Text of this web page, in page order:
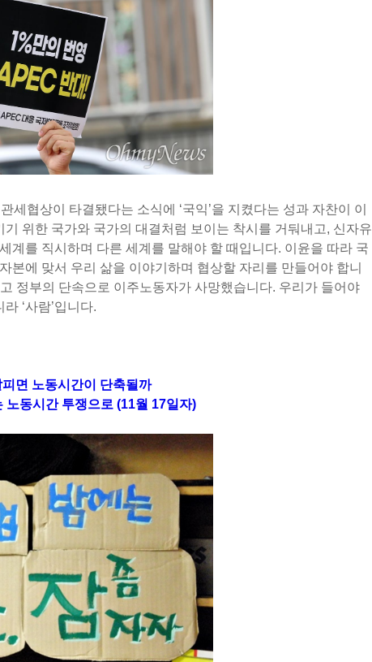
세협상이 타결됐다는 소식에 ‘국익’을 지켰다는 성과 자찬이 이
기 위한 국가와 국가의 대결처럼 보이는 착시를 거둬내고, 신자유
계를 직시하며 다른 세계를 말해야 할 때입니다. 이윤을 따라 국
본에 맞서 우리 삶을 이야기하며 협상할 자리를 만들어야 합니
정부의 단속으로 이주노동자가 사망했습니다. 우리가 들어야
‘사람’입니다.
면 노동시간이 단축될까
노동시간 투쟁으로 (11월 17일자)